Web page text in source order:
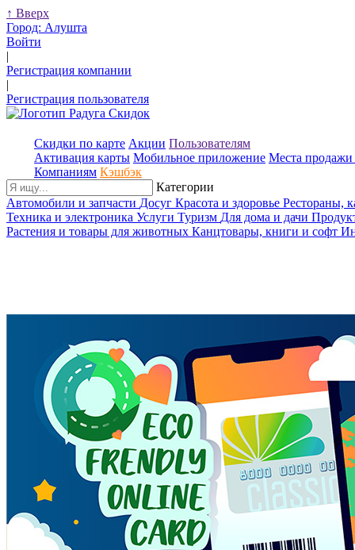
↑ Вверх
Город: Алушта
Войти
|
Регистрация компании
|
Регистрация пользователя
Скидки по карте Акции Пользователям
Активация карты Мобильное приложение Места продажи
Компаниям Кэшбэк
Категории
Автомобили и запчасти Досуг Красота и здоровье Рестораны,
Техника и электроника Услуги Туризм Для дома и дачи
Растения и товары для животных Канцтовары, книги и софт